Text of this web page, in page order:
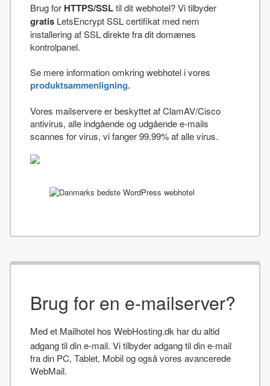
Brug for HTTPS/SSLtil dit webhotel? Vi tilbyder
gratis LetsEncrypt SSL certifikat med nem
installering af SSL direkte fra dit domænes
kontrolpanel.
Se mere information omkring webhotel i vores
produktsammenligning.
Vores mailservere er beskyttet af ClamAV/Cisco
antivirus, alle indgående og udgående e-mails
scannes for virus, vi fanger 99.99% af alle virus.
Brug for en e-mailserver?
Med et Mailhotel hos WebHosting.dk har du altid
adgang til din e-mail. Vi tilbyder adgang til din e-mail
fra din PC, Tablet, Mobil og også vores avancerede
WebMail.